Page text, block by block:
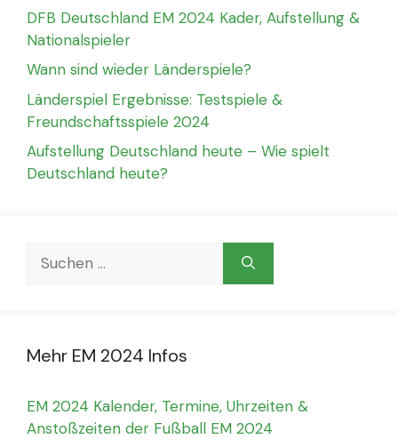
DFB Deutschland EM 2024 Kader, Aufstellung &
Nationalspieler
Wann sind wieder Länderspiele?
Länderspiel Ergebnisse: Testspiele &
Freundschaftsspiele 2024
Aufstellung Deutschland heute – Wie spielt
Deutschland heute?
Suchen
nach:
Mehr EM 2024 Infos
EM 2024 Kalender, Termine, Uhrzeiten &
Anstoßzeiten der Fußball EM 2024